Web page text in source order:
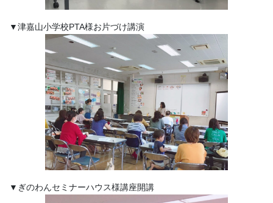
▼津嘉山小学校PTA様お片づけ講演
▼ぎのわんセミナーハウス様講座開講